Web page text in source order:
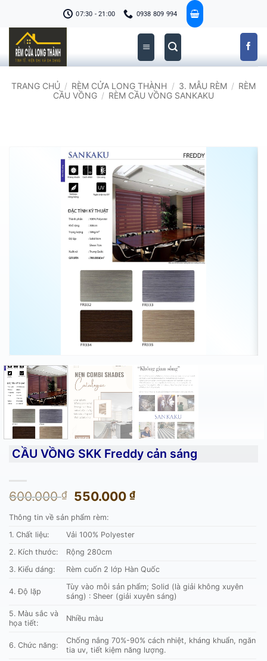
dung
07:30 - 21:00 0938 809 994
TRANG CHỦ / RÈM CỬA LONG THÀNH / 3. MẪU RÈM / RÈM
CẦU VỒNG / RÈM CẦU VỒNG SANKAKU
CẦU VỒNG SKK Freddy cản sáng
600.000₫
Giá
là:
600.000 ₫.
550.000₫Giá
Thông tin về sản phẩm rèm:
1. Chất liệu:
Vải 100% Polyester
2. Kích thước:
Rộng 280cm
3. Kiểu dáng:
Rèm cuốn 2 lớp Hàn Quốc
4. Độ lặp
Tùy vào mỗi sản phẩm; Solid (là giải không xuyên
sáng) : Sheer (giải xuyên sáng)
5. Màu sắc và
họa tiết:
Nhiều màu
6. Chức năng:
Chống nắng 70%-90% cách nhiệt, kháng khuẩn, ngăn
tia uv, tiết kiệm năng lượng.